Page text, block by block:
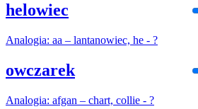
helowiec
Analogia: aa – lantanowiec, he - ?
owczarek
Analogia: afgan – chart, collie - ?